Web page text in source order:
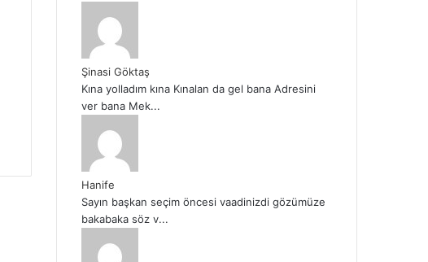
Şinasi Göktaş
Kına yolladım kına Kınalan da gel bana Adresini
ver bana Mek...
Hanife
Sayın başkan seçim öncesi vaadinizdi gözümüze
bakabaka söz v...